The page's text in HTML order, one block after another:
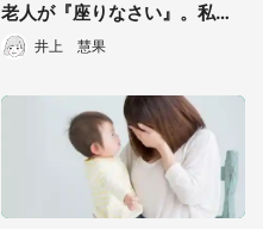
老人が『座りなさい』。私が
お断りすると...」（岩手県・3
0代女性）
井上 慧果